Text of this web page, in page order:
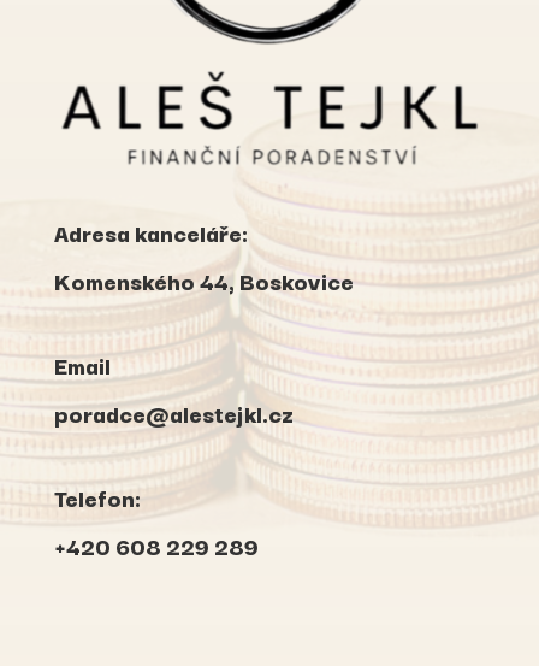
Adresa kanceláře:
Komenského 44, Boskovice
Email
poradce@alestejkl.cz
Telefon:
+420 608 229 289